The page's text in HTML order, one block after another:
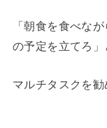
「朝食を食べな
の予定を立てろ」
マルチタスクを勧